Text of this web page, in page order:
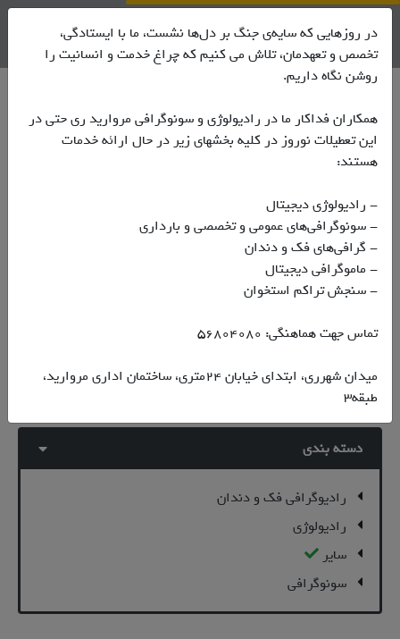
در روزهایی که سایه‌ی جنگ بر دل‌ها نشست، ما با ایستادگی،
تخصص و تعهدمان، تلاش می کنیم که چراغ خدمت و انسانیت را
روشن نگاه داریم.
همکاران فداکار ما در رادیولوژی و سونوگرافی مروارید ری حتی در
این تعطیلات نوروز در کلیه بخشهای زیر در حال ارائه خدمات
هستند:
- رادیولوژی دیجیتال
- سونوگرافی‌های عمومی و تخصصی و بارداری
- گرافی‌های فک و دندان
- ماموگرافی دیجیتال
- سنجش تراکم استخوان
تماس جهت هماهنگی: ۵۶۸۰۴۰۸۰
میدان شهرری، ابتدای خیابان ۲۴متری، ساختمان اداری مروارید،
طبقه۳
نوبت دهی اینترنتی
جستجو
مرتب سازی
جدید ترین
محبوب ترین
دسته بندی
رادیوگرافی فک و دندان
رادیولوژی
سایر
سونوگرافی